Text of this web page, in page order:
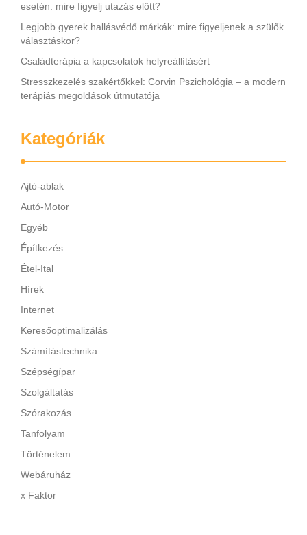
esetén: mire figyelj utazás előtt?
Legjobb gyerek hallásvédő márkák: mire figyeljenek a szülők
választáskor?
Családterápia a kapcsolatok helyreállításért
Stresszkezelés szakértőkkel: Corvin Pszichológia – a modern
terápiás megoldások útmutatója
Kategóriák
Ajtó-ablak
Autó-Motor
Egyéb
Építkezés
Étel-Ital
Hírek
Internet
Keresőoptimalizálás
Számítástechnika
Szépségípar
Szolgáltatás
Szórakozás
Tanfolyam
Történelem
Webáruház
x Faktor